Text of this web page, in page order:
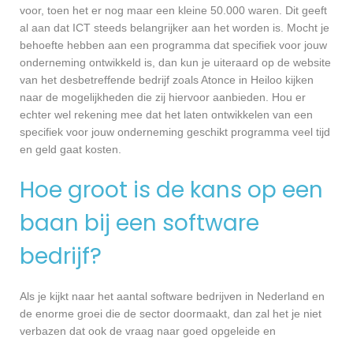
voor, toen het er nog maar een kleine 50.000 waren. Dit geeft
al aan dat ICT steeds belangrijker aan het worden is. Mocht je
behoefte hebben aan een programma dat specifiek voor jouw
onderneming ontwikkeld is, dan kun je uiteraard op de website
van het desbetreffende bedrijf zoals Atonce in Heiloo kijken
naar de mogelijkheden die zij hiervoor aanbieden. Hou er
echter wel rekening mee dat het laten ontwikkelen van een
specifiek voor jouw onderneming geschikt programma veel tijd
en geld gaat kosten.
Hoe groot is de kans op een
baan bij een software
bedrijf?
Als je kijkt naar het aantal software bedrijven in Nederland en
de enorme groei die de sector doormaakt, dan zal het je niet
verbazen dat ook de vraag naar goed opgeleide en